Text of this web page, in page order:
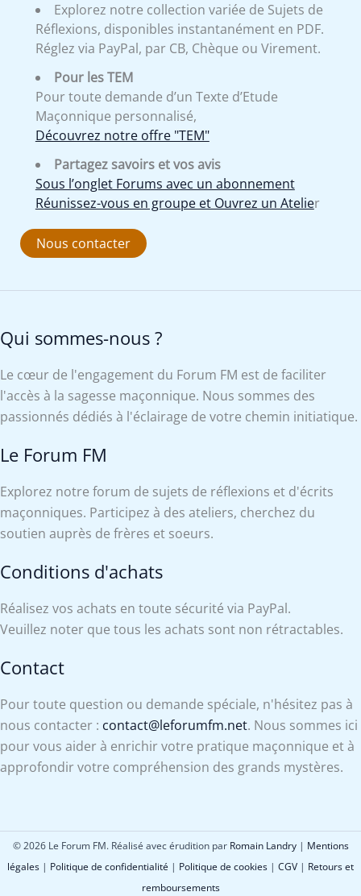
Explorez notre collection variée de Sujets de
Réflexions, disponibles instantanément en PDF.
Réglez via PayPal, par CB, Chèque ou Virement.
Pour les TEM
Pour toute demande d’un Texte d’Etude
Maçonnique personnalisé,
Découvrez notre offre "TEM"
Partagez savoirs et vos avis
Sous l’onglet Forums avec un abonnement
Réunissez-vous en groupe et Ouvrez un Atelier
Nous contacter
Qui sommes-nous ?
Le cœur de l'engagement du Forum FM est de faciliter
l'accès à la sagesse maçonnique. Nous sommes des
passionnés dédiés à l'éclairage de votre chemin initiatique.
Le Forum FM
Explorez notre forum de sujets de réflexions et d'écrits
maçonniques. Participez à des ateliers, cherchez du
soutien auprès de frères et soeurs.
Conditions d'achats
Réalisez vos achats en toute sécurité via PayPal.
Veuillez noter que tous les achats sont non rétractables.
Contact
Pour toute question ou demande spéciale, n'hésitez pas à
nous contacter : contact@leforumfm.net. Nous sommes ici
pour vous aider à enrichir votre pratique maçonnique et à
approfondir votre compréhension des grands mystères.
© 2026 Le Forum FM. Réalisé avec érudition par Romain Landry| Mentions
légales | Politique de confidentialité | Politique de cookies | CGV | Retours et
remboursements